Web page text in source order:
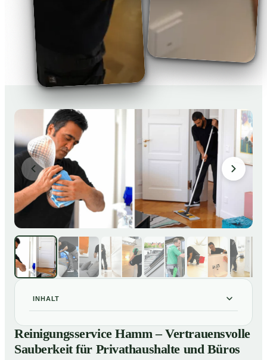
INHALT
01Reinigungsservice Hamm – Vertrauensvolle Sauberkeit
für Privathaushalte und Büros
Reinigungsservice Hamm – Vertrauensvolle
Sauberkeit für Privathaushalte und Büros